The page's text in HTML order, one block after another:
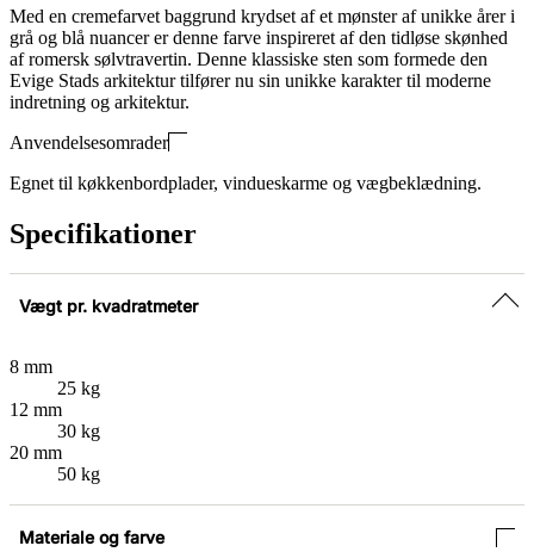
Med en cremefarvet baggrund krydset af et mønster af unikke årer i
grå og blå nuancer er denne farve inspireret af den tidløse skønhed
af romersk sølvtravertin. Denne klassiske sten som formede den
Evige Stads arkitektur tilfører nu sin unikke karakter til moderne
indretning og arkitektur.
Anvendelsesomrader
Egnet til køkkenbordplader, vindueskarme og vægbeklædning.
Specifikationer
Vægt pr. kvadratmeter
8 mm
25 kg
12 mm
30 kg
20 mm
50 kg
Materiale og farve